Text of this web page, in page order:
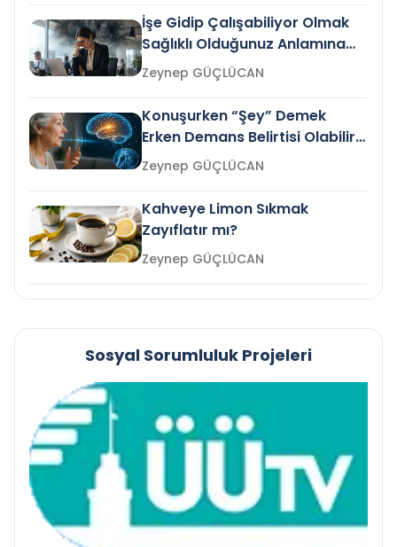
İşe Gidip Çalışabiliyor Olmak
Sağlıklı Olduğunuz Anlamına
Gelir mi?Zeynep GÜÇLÜCAN
Konuşurken “Şey” Demek
Erken Demans Belirtisi Olabilir
mi?
Zeynep GÜÇLÜCAN
Kahveye Limon Sıkmak
Zayıflatır mı?
Zeynep GÜÇLÜCAN
Sosyal Sorumluluk Projeleri